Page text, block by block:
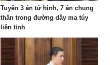
Tuyên 3 án tử hình, 7 án chung
thân trong đường dây ma túy
liên tỉnh